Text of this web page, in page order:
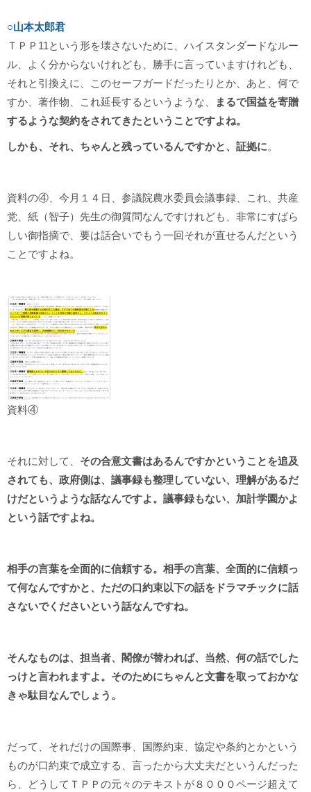
○山本太郎君
ＴＰＰ11という形を壊さないために、ハイスタンダードなルー
ル、よく分からないけれども、勝手に言っていますけれども、
それと引換えに、このセーフガードだったりとか、あと、何で
すか、著作物、これ延長するというような、
まるで国益を寄贈
するような契約をされてきたということですよね。
しかも、それ、ちゃんと残っているんですかと、証拠に。
資料の④、今月１４日、参議院農水委員会議事録、これ、共産
党、紙（智子）先生の御質問なんですけれども、非常にすばら
しい御指摘で、要は話合いでもう一回それが直せるんだという
ことですよね。
資料④
それに対して、 その合意文書はあるんですかということを追及
されても、政府側は、議事録も整理していない、理解があるだ
けだというような話なんですよ。 議事録もない、加計学園かよ
という話ですよね。
相手の言葉を全面的に信頼する。相手の言葉、全面的に信頼っ
て何なんですかと、ただの口約束以下の話をドラマチックに話
さないでくださいという話なんですね。
そんなものは、担当者、閣僚が替われば、当然、何の話でした
っけと言われますよ。そのためにちゃんと文書を取っておかな
きゃ駄目なんでしょう。
だって、それだけの国際事、国際約束、協定や条約とかという
ものが口約束で成立する、言ったから大丈夫だというんだった
ら、どうしてＴＰＰの元々のテキストが８０００ページ超えて